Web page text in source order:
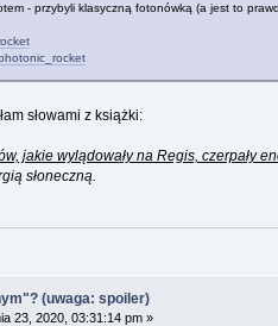
- przybyli klasyczną fotonówką (a jest to
słowami z książki:
jakie wylądowały na Regis, czerpały
słoneczną.
(uwaga: spoiler)
23, 2020, 03:31:14 pm »